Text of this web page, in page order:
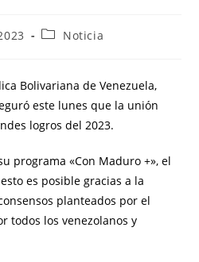
Noticia
Bolivariana de Venezuela,
este lunes que la unión
logros del 2023.
programa «Con Maduro +», el
es posible gracias a la
planteados por el
todos los venezolanos y